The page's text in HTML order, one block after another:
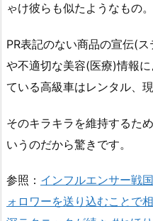
ゃけ彼らも似たようなもの。
PR表記のない商品の宣伝(
や不適切な美容(医療)情報
ている高級車はレンタル、
そのキラキラを維持するた
いうのだから驚きです。
参照： インフルエンサー戦
ォロワーを送り込むことで